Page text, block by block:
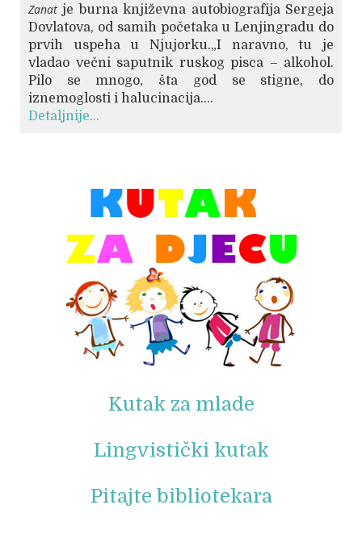
Zanat je burna književna autobiografija Sergeja
Dovlatova, od samih početaka u Lenjingradu do
prvih uspeha u Njujorku.„I naravno, tu je
vladao večni saputnik ruskog pisca – alkohol.
Pilo se mnogo, šta god se stigne, do
iznemoglosti i halucinacija....
Detaljnije...
Kutak za mlade
Lingvistički kutak
Pitajte bibliotekara